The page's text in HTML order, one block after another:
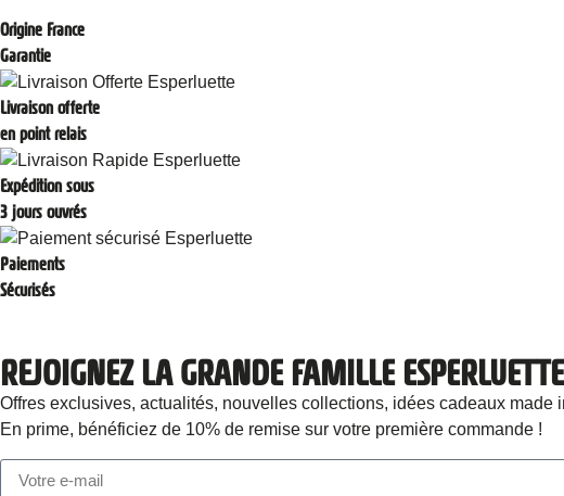
Origine France
Garantie
Livraison offerte
en point relais
Expédition sous
3 jours ouvrés
Paiements
Sécurisés
REJOIGNEZ LA GRANDE FAMILLE
Offres exclusives, actualités, nouvelles collections, idées cadeaux
En prime, bénéficiez de 10% de remise sur votre première commande !